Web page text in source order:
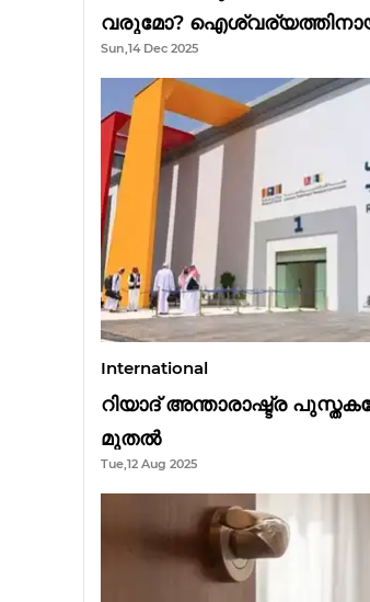
വരുമോ?
ഫെങ് ഷൂയി വിശ്വാസങ്ങൾ
Sun,14 Dec 2025
International
റിയാദ് അന്താരാഷ്ട്ര
മുതൽ
Tue,12 Aug 2025